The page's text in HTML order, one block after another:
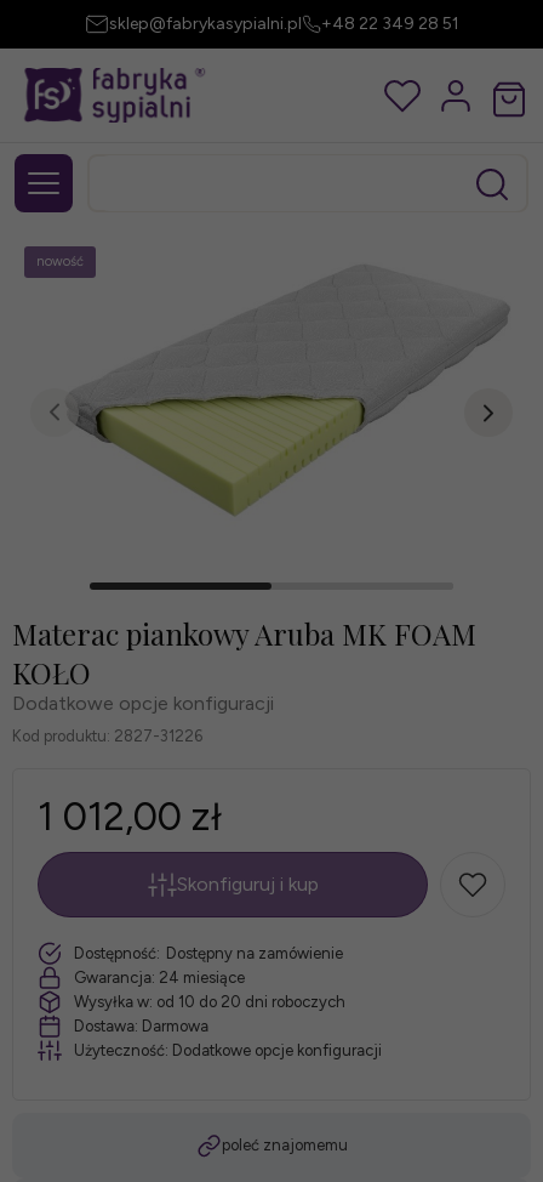
sklep@fabrykasypialni.pl +48 22 349 28 51
nowość
Materac piankowy Aruba MK FOAM
KOŁO
Dodatkowe opcje konfiguracji
Kod produktu: 2827-31226
1 012,00 zł
*Rozmiar
materaca:
*
szt.
Skonfiguruj i kup
Dostępność: Dostępny na zamówienie
Gwarancja: 24 miesiące
Wysyłka w: od 10 do 20 dni roboczych
Dostawa: Darmowa
Użyteczność: Dodatkowe opcje konfiguracji
poleć znajomemu